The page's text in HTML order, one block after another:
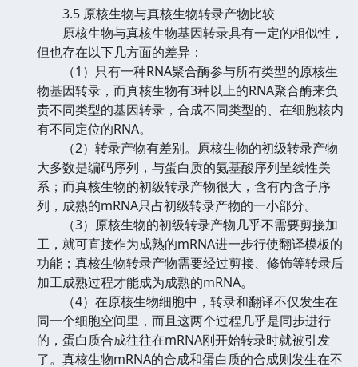
3.5 原核生物与真核生物转录产物比较
原核生物与真核生物基因转录具有一定的相似性，
但也存在以下几方面的差异：
（1）只有一种RNA聚合酶参与所有类型的原核生
物基因转录，而真核生物有3种以上的RNA聚合酶来负
责不同类型的基因转录，合成不同类型的、在细胞核内
有不同定位的RNA。
（2）转录产物有差别。原核生物的初级转录产物
大多数是编码序列，与蛋白质的氨基酸序列呈线性关
系；而真核生物的初级转录产物很大，含有内含子序
列，成熟的mRNA只占初级转录产物的一小部分。
（3）原核生物的初级转录产物几乎不需要剪接加
工，就可直接作为成熟的mRNA进一步行使翻译模板的
功能；真核生物转录产物需要经过剪接、修饰等转录后
加工成熟过程才能成为成熟的mRNA。
（4）在原核生物细胞中，转录和翻译不仅发生在
同一个细胞空间里，而且这两个过程几乎是同步进行
的，蛋白质合成往往在mRNA刚开始转录时就被引发
了。真核生物mRNA的合成和蛋白质的合成则发生在不